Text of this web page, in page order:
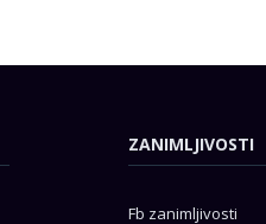
ZANIMLJIVOSTI
Fb zanimljivosti